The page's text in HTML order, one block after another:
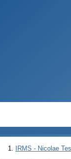
IRMS - Nicolae